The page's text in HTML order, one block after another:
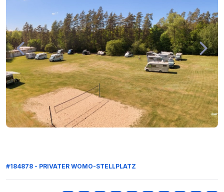
#184878 - PRIVATER WOMO-STELLPLATZ